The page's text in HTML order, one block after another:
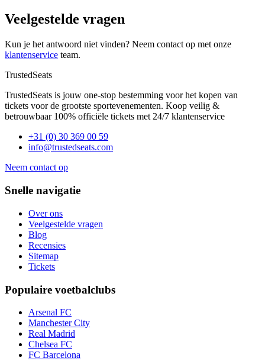
Veelgestelde vragen
Kun je het antwoord niet vinden? Neem contact op met onze
klantenservice team.
TrustedSeats
TrustedSeats is jouw one-stop bestemming voor het kopen van
tickets voor de grootste sportevenementen. Koop veilig &
betrouwbaar 100% officiële tickets met 24/7 klantenservice
+31 (0) 30 369 00 59
info@trustedseats.com
Neem contact op
Snelle navigatie
Over ons
Veelgestelde vragen
Blog
Recensies
Sitemap
Tickets
Populaire voetbalclubs
Arsenal FC
Manchester City
Real Madrid
Chelsea FC
FC Barcelona